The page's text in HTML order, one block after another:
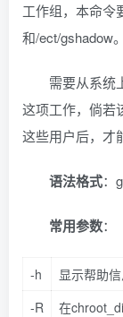
工作组，本命令
和/ect/gshadow。
需要从系统
这项工作，倘若
这些用户后，才
语法格式：
常用参数：
-h
显示帮助
-R
在